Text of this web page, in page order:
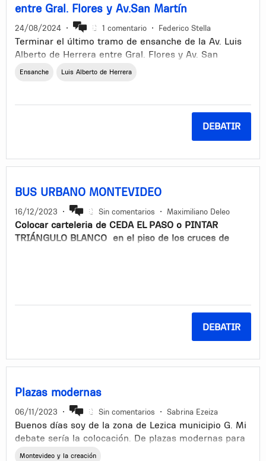
entre Gral. Flores y Av.San Martín
24/08/2024 • 1 comentario • Federico Stella
Terminar el último tramo de ensanche de la Av. Luis
Alberto de Herrera entre Gral. Flores y Av. San
Martín, como se había prometido originalmente por
https://montevideo.gub.uy/noticias/movilidad-y-
transporte/una-avenida-que-se-ensancha
No solo mejoraría la transitabilidad en una de las
aprovecharía para repavimentar la calle que se
Ensanche Luis Alberto de Herrera
DEBATIR
BUS URBANO MONTEVIDEO
16/12/2023 • Sin comentarios • Maximiliano Deleo
Colocar carteleria de CEDA EL PASO o PINTAR
TRIÁNGULO BLANCO en el piso de los cruces de
DEBATIR
Plazas modernas
06/11/2023 • Sin comentarios • Sabrina Ezeiza
Buenos días soy de la zona de Lezica municipio G. Mi
debate sería la colocación. De plazas modernas para
los niños puedan disfrutar al aire libre. Las hamacas
Montevideo y la creación